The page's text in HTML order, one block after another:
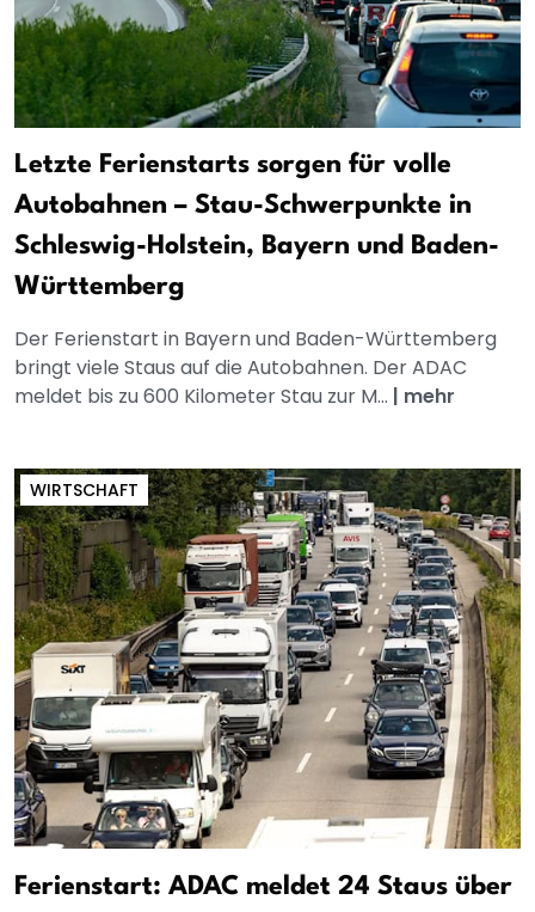
Letzte Ferienstarts sorgen für volle
Autobahnen – Stau-Schwerpunkte in
Schleswig-Holstein, Bayern und Baden-
Württemberg
Der Ferienstart in Bayern und Baden-Württemberg
bringt viele Staus auf die Autobahnen. Der ADAC
meldet bis zu 600 Kilometer Stau zur M... | mehr
WIRTSCHAFT
Ferienstart: ADAC meldet 24 Staus über